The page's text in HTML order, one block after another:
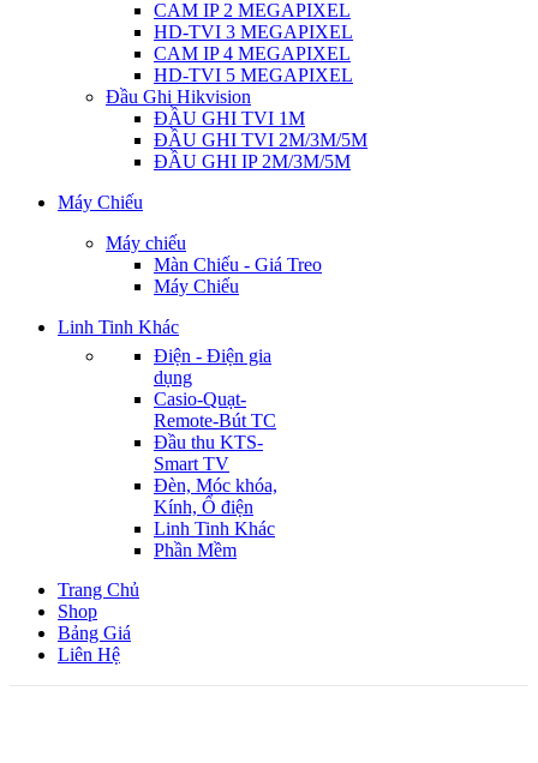
CAM IP 2 MEGAPIXEL
HD-TVI 3 MEGAPIXEL
CAM IP 4 MEGAPIXEL
HD-TVI 5 MEGAPIXEL
Đầu Ghi Hikvision
ĐẦU GHI TVI 1M
ĐẦU GHI TVI 2M/3M/5M
ĐẦU GHI IP 2M/3M/5M
Máy Chiếu
Máy chiếu
Màn Chiếu - Giá Treo
Máy Chiếu
Linh Tinh Khác
Điện - Điện gia
dụng
Casio-Quạt-
Remote-Bút TC
Đầu thu KTS-
Smart TV
Đèn, Móc khóa,
Kính, Ổ điện
Linh Tinh Khác
Phần Mềm
Trang Chủ
Shop
Bảng Giá
Liên Hệ